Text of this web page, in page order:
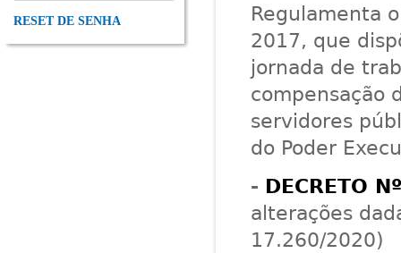
Regulamenta
2017, que
jornada de
compensação
servidores
do Poder
- DECRETO
alterações
17.260/2020)
RESET DE SENHA